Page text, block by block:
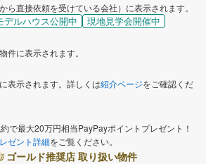
ら直接依頼を受けている会社）に表示されます。
デルハウス公開中
現地見学会開催中
件に表示されます。
表示されます。詳しくは紹介ページをご確認くだ
で最大20万円相当PayPayポイントプレゼント！
ゼント詳細をご覧ください。
ゴールド推奨店 取り扱い物件